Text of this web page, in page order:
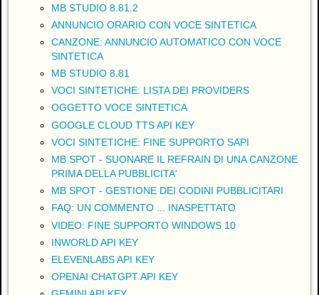
MB STUDIO 8.81.2
ANNUNCIO ORARIO CON VOCE SINTETICA
CANZONE: ANNUNCIO AUTOMATICO CON VOCE
SINTETICA
MB STUDIO 8.81
VOCI SINTETICHE: LISTA DEI PROVIDERS
OGGETTO VOCE SINTETICA
GOOGLE CLOUD TTS API KEY
VOCI SINTETICHE: FINE SUPPORTO SAPI
MB SPOT - SUONARE IL REFRAIN DI UNA CANZONE
PRIMA DELLA PUBBLICITA'
MB SPOT - GESTIONE DEI CODINI PUBBLICITARI
FAQ: UN COMMENTO ... INASPETTATO
VIDEO: FINE SUPPORTO WINDOWS 10
INWORLD API KEY
ELEVENLABS API KEY
OPENAI CHATGPT API KEY